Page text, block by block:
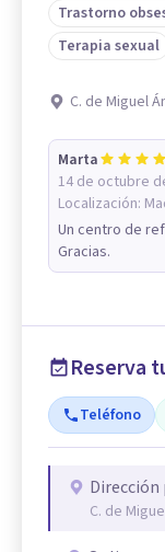
Trastorno
Terapia sexual
C. de Miguel
Marta
14 de octubre
Localización:
Un centro de
Gracias.
Reserva
Teléfono
C. de